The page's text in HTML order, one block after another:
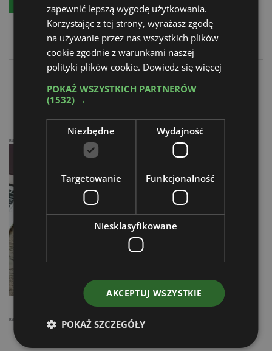
Liderzy rynku
Reklama
Reklama
zapewnić lepszą wygodę użytkowania.
Korzystając z tej strony, wyrażasz zgodę
na używanie przez nas wszystkich plików
cookie zgodnie z warunkami naszej
polityki plików cookie. Dowiedz się więcej
POKAŻ WSZYSTKICH PARTNERÓW
(1532) →
Niezbędne Wydajność
Targetowanie Funkcjonalność
Niesklasyfikowane
AKCEPTUJ WSZYSTKIE
POKAŻ SZCZEGÓŁY